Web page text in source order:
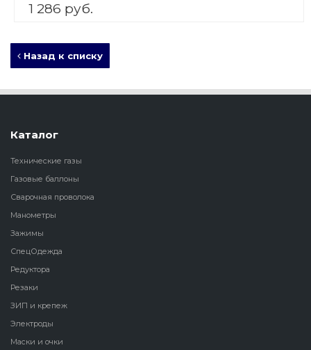
1 286 руб.
Назад к списку
Каталог
Технические газы
Газовые баллоны
Сварочная проволока
Манометры
Зажимы
СпецОдежда
Редуктора
Резаки
ЗИП и крепеж
Электроды
Маски и очки